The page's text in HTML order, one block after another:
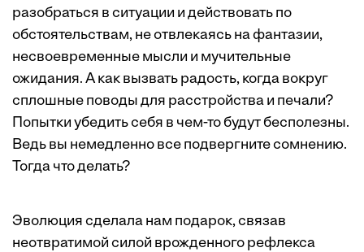
разобраться в ситуации и действовать по
обстоятельствам, не отвлекаясь на фантазии,
несвоевременные мысли и мучительные
ожидания. А как вызвать радость, когда вокруг
сплошные поводы для расстройства и печали?
Попытки убедить себя в чем-то будут бесполезны.
Ведь вы немедленно все подвергните сомнению.
Тогда что делать?
Эволюция сделала нам подарок, связав
неотвратимой силой врожденного рефлекса